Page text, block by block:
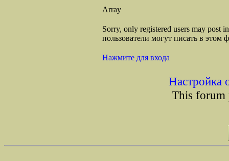
Array
Sorry, only registered users may post
пользователи могут писать в этом
Нажмите для входа
Настройка
This